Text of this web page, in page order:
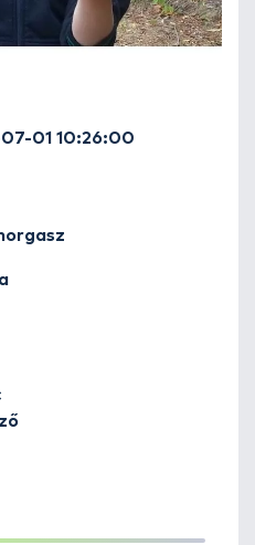
01 10:26:00